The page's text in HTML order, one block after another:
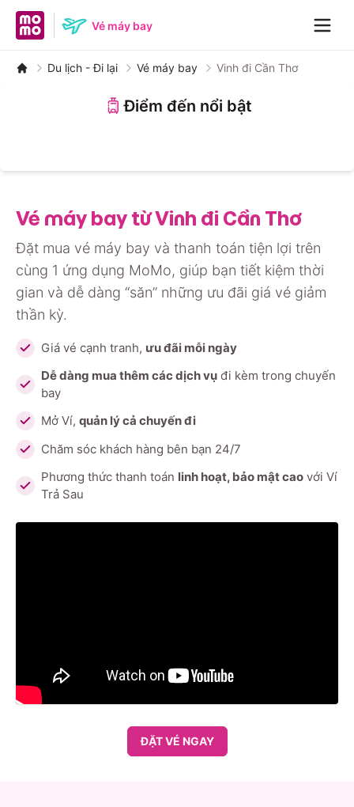
MoMo home pageVé máy bay
Du lịch - Đi lại Vé máy bay Vinh đi Cần Thơ
Điểm đến nổi bật
Đà Nẵng
Vé máy bay từ Vinh đi Cần Thơ
Đặt mua vé máy bay và thanh toán tiện lợi trên
cùng 1 ứng dụng MoMo, giúp bạn tiết kiệm thời
gian và dễ dàng “săn” những ưu đãi giá vé giảm
thần kỳ.
Giá vé cạnh tranh, ưu đãi mỗi ngày
Dễ dàng mua thêm các dịch vụ đi kèm trong chuyến
bay
Mở Ví, quản lý cả chuyến đi
Chăm sóc khách hàng bên bạn 24/7
Phương thức thanh toán linh hoạt, bảo mật cao với Ví
Trả Sau
ĐẶT VÉ NGAY